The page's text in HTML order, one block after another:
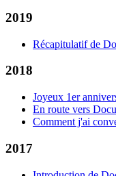
2019
Récapitulatif de
2018
Joyeux 1er
En route vers
Comment j'ai
2017